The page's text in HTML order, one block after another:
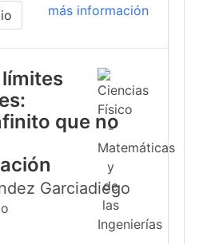
más información
que no
Garciadiego